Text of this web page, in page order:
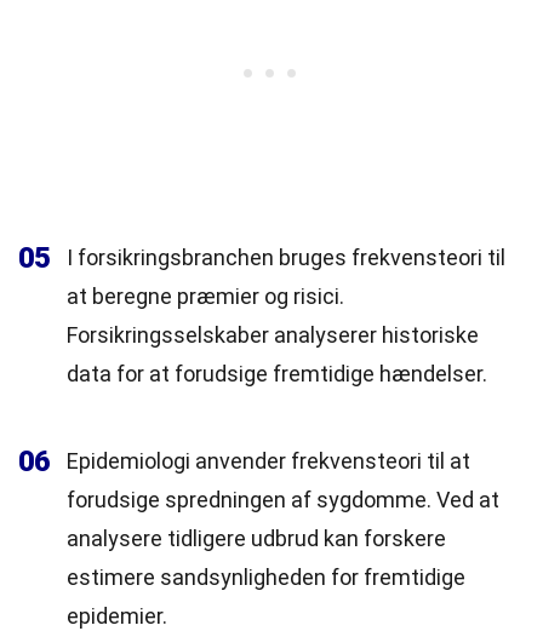
05
I forsikringsbranchen bruges frekvensteori til
at beregne præmier og risici.
Forsikringsselskaber analyserer historiske
data for at forudsige fremtidige hændelser.
06
Epidemiologi anvender frekvensteori til at
forudsige spredningen af sygdomme. Ved at
analysere tidligere udbrud kan forskere
estimere sandsynligheden for fremtidige
epidemier.